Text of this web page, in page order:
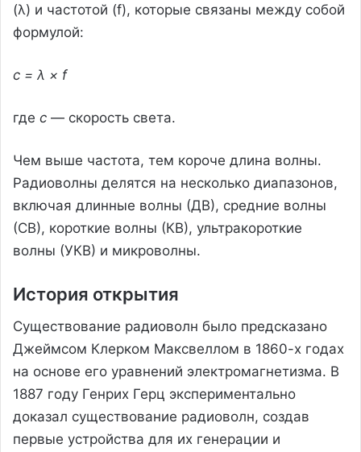
(λ) и частотой (f), которые связаны между собой
формулой:
c = λ × f
где c — скорость света.
Чем выше частота, тем короче длина волны.
Радиоволны делятся на несколько диапазонов,
включая длинные волны (ДВ), средние волны
(СВ), короткие волны (КВ), ультракороткие
волны (УКВ) и микроволны.
История открытия
Существование радиоволн было предсказано
Джеймсом Клерком Максвеллом в 1860-х годах
на основе его уравнений электромагнетизма. В
1887 году Генрих Герц экспериментально
доказал существование радиоволн, создав
первые устройства для их генерации и